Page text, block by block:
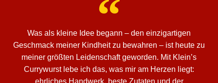
Was als kleine Idee begann – den einzigartigen
Geschmack meiner Kindheit zu bewahren – ist heute zu
meiner größten Leidenschaft geworden. Mit Klein’s
Currywurst lebe ich das, was mir am Herzen liegt: